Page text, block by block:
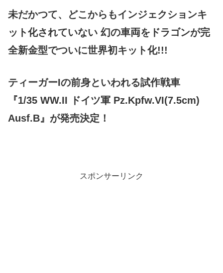
未だかつて、どこからもインジェクションキ
ット化されていない 幻の車両をドラゴンが完
全新金型でついに世界初キット化!!!
ティーガーIの前身といわれる試作戦車
『1/35 WW.II ドイツ軍 Pz.Kpfw.VI(7.5cm)
Ausf.B』が発売決定！
スポンサーリンク